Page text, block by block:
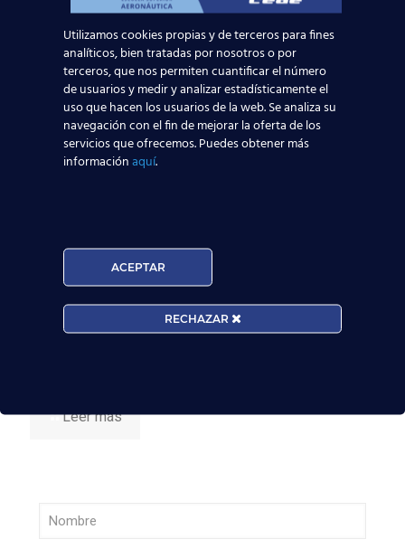
Noticias Relacionadas
Mapa de la aviación global 2025: las rutas más
transitadas y los países con más pasajeros
Leer más
quieren ser TCP
Leer más
Utilizamos cookies propias y de terceros para fines
analíticos, bien tratadas por nosotros o por
terceros, que nos permiten cuantificar el número
de usuarios y medir y analizar estadísticamente el
uso que hacen los usuarios de la web. Se analiza su
navegación con el fin de mejorar la oferta de los
servicios que ofrecemos. Puedes obtener más
informaciónaquí.
ACEPTAR
RECHAZAR